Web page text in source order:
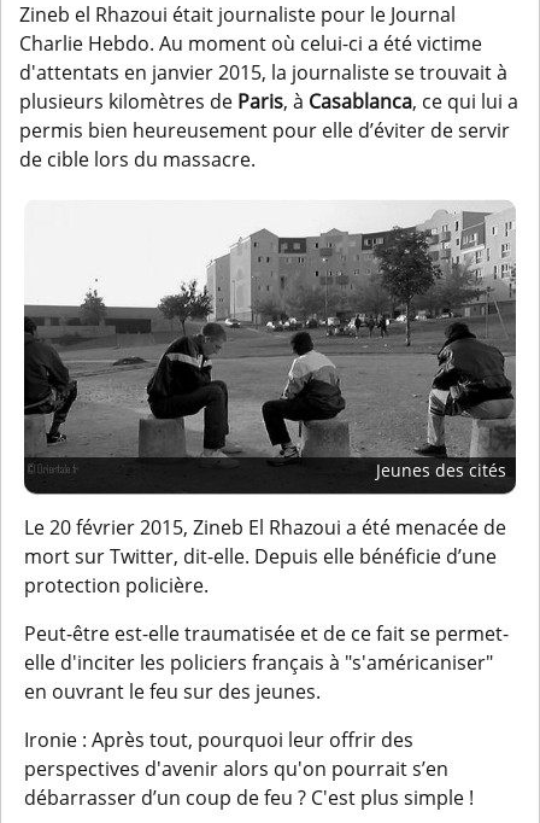
Zineb el Rhazoui était journaliste pour le Journal
Charlie Hebdo. Au moment où celui-ci a été victime
d'attentats en janvier 2015, la journaliste se trouvait à
plusieurs kilomètres de Paris, à Casablanca, ce qui lui a
permis bien heureusement pour elle d’éviter de servir
de cible lors du massacre.
Jeunes des cités
Le 20 février 2015, Zineb El Rhazoui a été menacée de
mort sur Twitter, dit-elle. Depuis elle bénéficie d’une
protection policière.
Peut-être est-elle traumatisée et de ce fait se permet-
elle d'inciter les policiers français à "s'américaniser"
en ouvrant le feu sur des jeunes.
Ironie : Après tout, pourquoi leur offrir des
perspectives d'avenir alors qu'on pourrait s’en
débarrasser d’un coup de feu ? C'est plus simple !